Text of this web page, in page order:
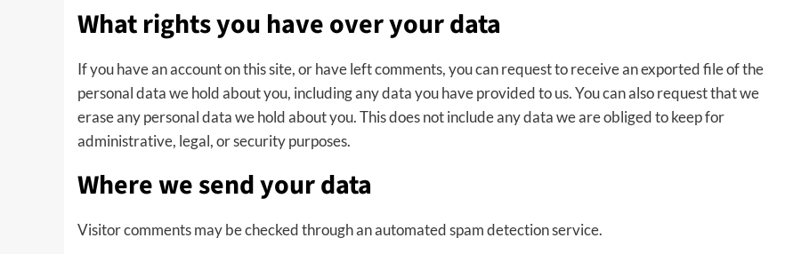
What rights you have over your data
If you have an account on this site, or have left comments, you can request to receive an exported file of the
personal data we hold about you, including any data you have provided to us. You can also request that we
erase any personal data we hold about you. This does not include any data we are obliged to keep for
administrative, legal, or security purposes.
Where we send your data
Visitor comments may be checked through an automated spam detection service.